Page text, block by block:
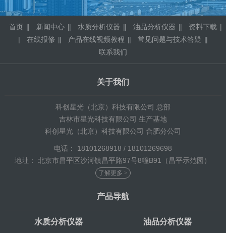
首页 | 新闻中心 | 水质分析仪器 | 油品分析仪器 |
资料下载
|
在线报修 | 产品在线视频教程 | 常见问题与技术答疑
|
联系我们
关于我们
科创星光（北京）科技有限公司 总部
吉林市星光科技有限公司 生产基地
科创星光（北京）科技有限公司 合肥分公司
电话： 18101268918 / 18101269698
地址： 北京市昌平区沙河镇昌平路97号8幢B91（昌平示范园）
了解更多 >
产品导航
水质分析仪器 油品分析仪器